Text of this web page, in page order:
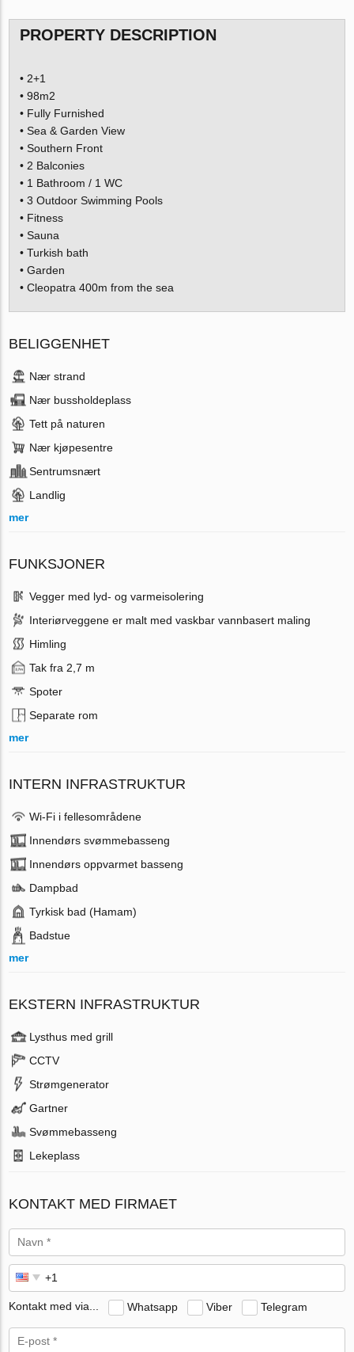
PROPERTY DESCRIPTION
• 2+1
• 98m2
• Fully Furnished
• Sea & Garden View
• Southern Front
• 2 Balconies
• 1 Bathroom / 1 WC
• 3 Outdoor Swimming Pools
• Fitness
• Sauna
• Turkish bath
• Garden
• Cleopatra 400m from the sea
BELIGGENHET
Nær strand
Nær bussholdeplass
Tett på naturen
Nær kjøpesentre
Sentrumsnært
Landlig
mer
FUNKSJONER
Vegger med lyd- og varmeisolering
Interiørveggene er malt med vaskbar vannbasert maling
Himling
Tak fra 2,7 m
Spoter
Separate rom
mer
INTERN INFRASTRUKTUR
Wi-Fi i fellesområdene
Innendørs svømmebasseng
Innendørs oppvarmet basseng
Dampbad
Tyrkisk bad (Hamam)
Badstue
mer
EKSTERN INFRASTRUKTUR
Lysthus med grill
CCTV
Strømgenerator
Gartner
Svømmebasseng
Lekeplass
KONTAKT MED FIRMAET
Kontakt med via... Whatsapp Viber Telegram